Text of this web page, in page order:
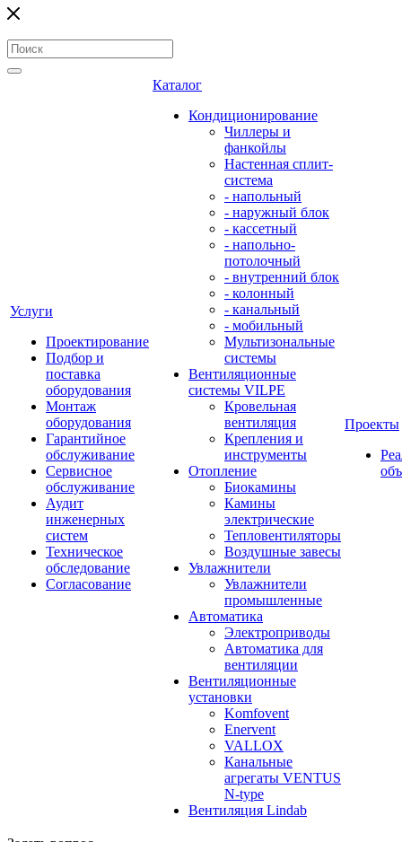
Услуги
Проектирование
Подбор и
поставка
оборудования
Монтаж
оборудования
Гарантийное
обслуживание
Сервисное
обслуживание
Аудит
инженерных
систем
Техническое
обследование
Согласование
Каталог
Кондиционирование
Чиллеры и
фанкойлы
Настенная сплит-
система
- напольный
- наружный блок
- кассетный
- напольно-
потолочный
- внутренний блок
- колонный
- канальный
- мобильный
Мультизональные
системы
Вентиляционные
системы VILPE
Кровельная
вентиляция
Крепления и
инструменты
Отопление
Биокамины
Камины
электрические
Тепловентиляторы
Воздушные завесы
Увлажнители
Увлажнители
промышленные
Автоматика
Электроприводы
Автоматика для
вентиляции
Вентиляционные
установки
Komfovent
Enervent
VALLOX
Канальные
агрегаты VENTUS
N-type
Вентиляция Lindab
Проекты